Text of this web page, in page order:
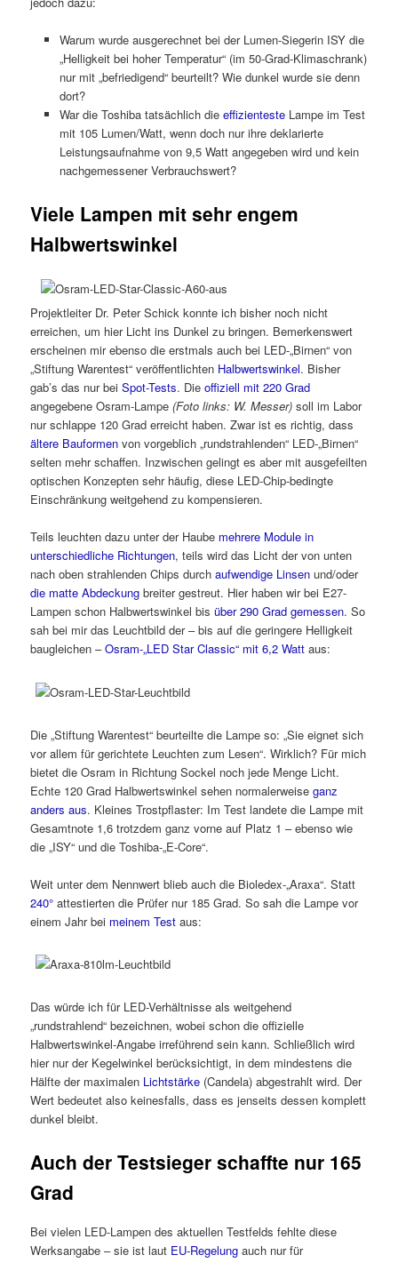
Warum wurde ausgerechnet bei der Lumen-Siegerin ISY die
„Helligkeit bei hoher Temperatur“ (im 50-Grad-Klimaschrank)
nur mit „befriedigend“ beurteilt? Wie dunkel wurde sie denn
dort?
War die Toshiba tatsächlich die effizientesteLampe im Test
mit 105 Lumen/Watt, wenn doch nur ihre deklarierte
Leistungsaufnahme von 9,5 Watt angegeben wird und kein
nachgemessener Verbrauchswert?
Viele Lampen mit sehr engem
Halbwertswinkel
Projektleiter Dr. Peter Schick konnte ich bisher noch nicht
erreichen, um hier Licht ins Dunkel zu bringen. Bemerkenswert
erscheinen mir ebenso die erstmals auch bei LED-„Birnen“ von
„Stiftung Warentest“ veröffentlichten Halbwertswinkel. Bisher
gab’s das nur beiSpot-Tests. Dieoffiziell mit 220 Grad
angegebene Osram-Lampe(Foto links: W. Messer) soll im Labor
nur schlappe 120 Grad erreicht haben. Zwar ist es richtig, dass
ältere Bauformen von vorgeblich „rundstrahlenden“ LED-„Birnen“
selten mehr schaffen. Inzwischen gelingt es aber mit ausgefeilten
optischen Konzepten sehr häufig, diese LED-Chip-bedingte
Einschränkung weitgehend zu kompensieren.
Teils leuchten dazu unter der Haube mehrere Module in
unterschiedliche Richtungen, teils wird das Licht der von unten
nach oben strahlenden Chips durchaufwendige Linsen und/oder
die matte Abdeckung breiter gestreut. Hier haben wir bei E27-
Lampen schon Halbwertswinkel bisüber 290 Grad gemessen. So
sah bei mir das Leuchtbild der – bis auf die geringere Helligkeit
baugleichen –Osram-„LED Star Classic“ mit 6,2 Watt aus:
Die „Stiftung Warentest“ beurteilte die Lampe so: „Sie eignet sich
vor allem für gerichtete Leuchten zum Lesen“. Wirklich? Für mich
bietet die Osram in Richtung Sockel noch jede Menge Licht.
Echte 120 Grad Halbwertswinkel sehen normalerweiseganz
anders aus. Kleines Trostpflaster: Im Test landete die Lampe mit
Gesamtnote 1,6 trotzdem ganz vorne auf Platz 1 – ebenso wie
die „ISY“ und die Toshiba-„E-Core“.
Weit unter dem Nennwert blieb auch die Bioledex-„Araxa“. Statt
240° attestierten die Prüfer nur 185 Grad. So sah die Lampe vor
einem Jahr bei meinem Test aus:
Das würde ich für LED-Verhältnisse als weitgehend
„rundstrahlend“ bezeichnen, wobei schon die offizielle
Halbwertswinkel-Angabe irreführend sein kann. Schließlich wird
hier nur der Kegelwinkel berücksichtigt, in dem mindestens die
Hälfte der maximalen Lichtstärke (Candela) abgestrahlt wird. Der
Wert bedeutet also keinesfalls, dass es jenseits dessen komplett
dunkel bleibt.
Auch der Testsieger schaffte nur 165
Grad
Bei vielen LED-Lampen des aktuellen Testfelds fehlte diese
Werksangabe – sie ist laut EU-Regelung auch nur für